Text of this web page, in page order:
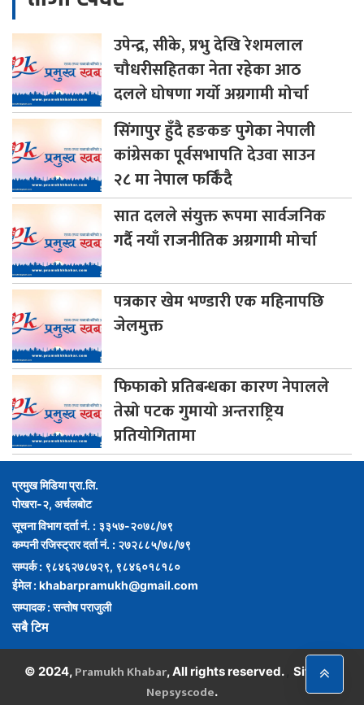
उपेन्द्र,सीके, प्रभु देखि रेशमलाल
चौधरीसहितका नेता रहेका आठ
दलले घोषणा गर्यो अग्रगामी मोर्चा
सिंगापुरहुँदै हङकङ पुगेका नेपाली
कांग्रेसका पूर्वसभापति देउवा साउन
२८ मा नेपाल फर्किँदै
सातदलले संयुक्त रूपमा सार्वजनिक
गर्दै नयाँ राजनीतिक अग्रगामी मोर्चा
पत्रकारखेम भण्डारी एक महिनापछि
जेलमुक्त
फिफाकोप्रतिबन्धका कारण नेपालले
तेस्रो पटक गुमायो अन्तराष्ट्रिय
प्रतियोगितामा
प्रमुख मिडिया प्रा.लि.
पोखरा-२, अर्चलबोट
सूचना विभाग दर्ता नं. : ३३५७-२०७८/७९
कम्पनी रजिस्ट्रार दर्ता नं. : २७२८८५/७८/७९
सम्पर्क : ९८४६२७८७२९, ९८४६०१८१८०
ईमेल :khabarpramukh@gmail.com
सम्पादक : सन्तोष पराजुली
सबै टिम
© 2024, Pramukh Khabar, All rights reserved. Site By :
Nepsyscode.